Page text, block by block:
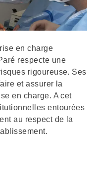
en charge
respecte une
rigoureuse. Ses
et assurer la
en charge. A cet
entourées
au respect de la